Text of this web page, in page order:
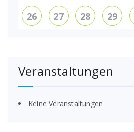
26 27 28 29
Veranstaltungen
Keine Veranstaltungen